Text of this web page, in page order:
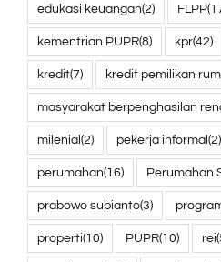
edukasi keuangan(2) FLPP
kementrian PUPR(8) kpr(42)
kredit(7) kredit pemilikan
masyarakat berpenghasilan
milenial (2) pekerja informal (2)
perumahan(16) Perumahan
prabowo subianto(3)
properti(10) PUPR(10) rei